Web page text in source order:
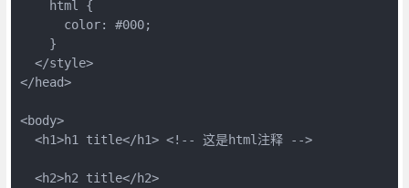
    html {
      color: #000;
    }
  </style>
</head>
<body>
  <h1>h1 title</h1> <!-- 这是html注释 -->
  <h2>h2 title</h2>